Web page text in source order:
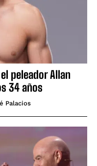
el peleador Allan
34 años
Palacios